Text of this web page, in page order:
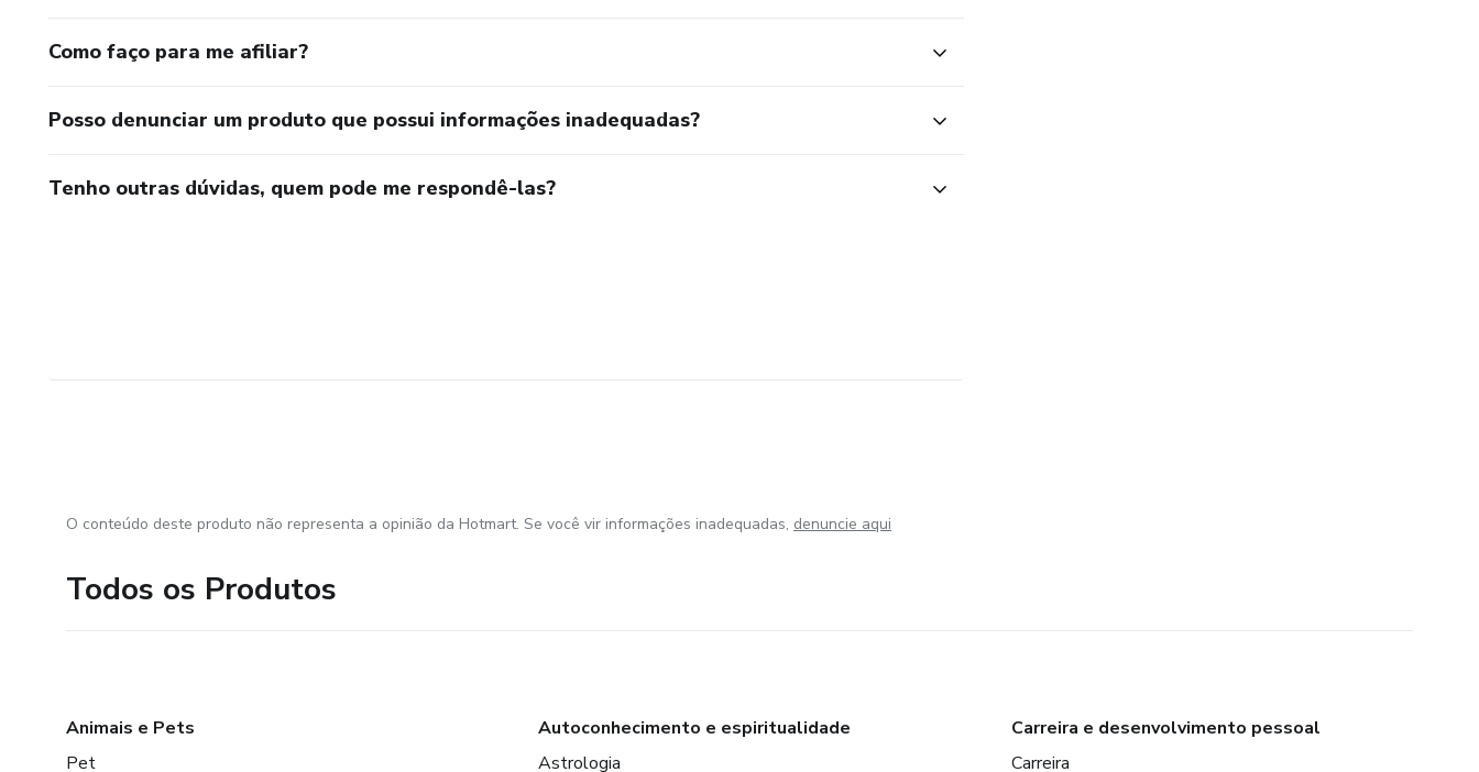
Como faço para me afiliar?
Posso denunciar um produto que possui informações inadequadas?
Tenho outras dúvidas, quem pode me respondê-las?
O conteúdo deste produto não representa a opinião da Hotmart. Se você vir informações inadequadas, denuncie aqui
Todos os Produtos
Animais e Pets
Pet
Autoconhecimento e espiritualidade
Astrologia
Carreira e desenvolvimento pessoal
Carreira